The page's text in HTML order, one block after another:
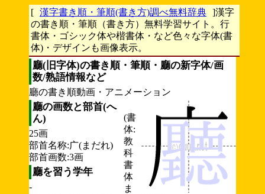
[ 漢字書き順・筆順(書き方)調べ無料辞典 ]漢字
の書き順・筆順（書き方）無料学習サイト。行
書体・ゴシック体や楷書体・など色々な字体(書
体)・デザインも画像表示。
廳(旧字体)の書き順・筆順・廳の新字体/画
数/熟語情報など
廳の書き順動画・アニメーション
(書
体:
教
科
書
体
ま
廳の画数と部首(へ
ん)
25画
部首名称:广(まだれ)
部首画数:3画
廳を習う学年
-